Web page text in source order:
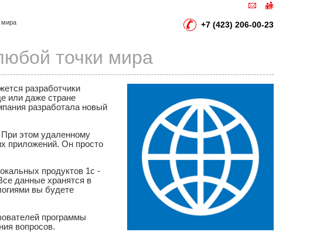
+7 (423) 206-00-23
мира
точки мира
разработчики
или даже стране
разработала новый
При этом удаленному
приложений. Он просто
продуктов 1с -
данные хранятся в
вы будете
программы
вопросов.